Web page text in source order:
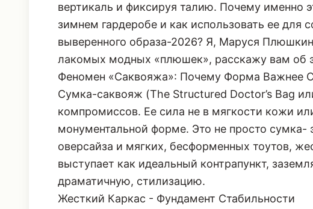
вертикаль и фиксируя талию. Почему именно
зимнем гардеробе и как использовать ее для
выверенного образа-2026? Я, Маруся
лакомых модных «плюшек», расскажу вам об
Феномен «Саквояжа»: Почему Форма Важнее
Сумка-саквояж (The Structured Doctor’s Bag
компромиссов. Ее сила не в мягкости кожи
монументальной форме. Это не просто сумка-
оверсайза и мягких, бесформенных тоутов,
выступает как идеальный контрапункт,
драматичную, стилизацию.
Жесткий Каркас - Фундамент Стабильности